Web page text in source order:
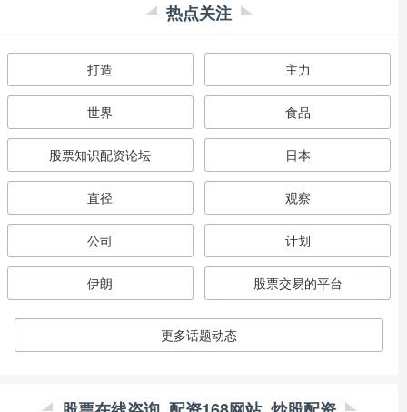
热点关注
打造 主力
世界 食品
股票知识配资论坛 日本
直径 观察
公司 计划
伊朗 股票交易的平台
更多话题动态